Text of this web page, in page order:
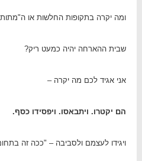
ומה יקרה בתקופות החלשות או ה"מתות"
שבית ההארחה יהיה כמעט ריק?
אני אגיד לכם מה יקרה –
הם יקטרו. ויתבאסו. ויפסידו כסף.
ויגידו לעצמם ולסביבה – "ככה זה